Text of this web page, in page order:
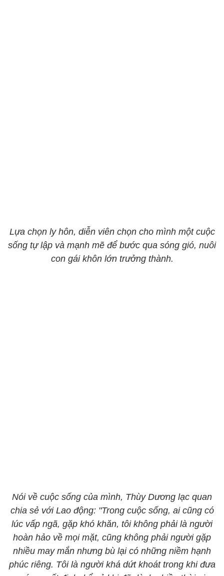
Lựa chọn ly hôn, diễn viên chọn cho mình một cuộc
sống tự lập và mạnh mẽ để bước qua sóng gió, nuôi
con gái khôn lớn trưởng thành.
Nói về cuộc sống của mình, Thùy Dương lạc quan
chia sẻ với Lao động: "Trong cuộc sống, ai cũng có
lúc vấp ngã, gặp khó khăn, tôi không phải là người
hoàn hảo về mọi mặt, cũng không phải người gặp
nhiều may mắn nhưng bù lại có những niềm hạnh
phúc riêng. Tôi là người khá dứt khoát trong khi đưa